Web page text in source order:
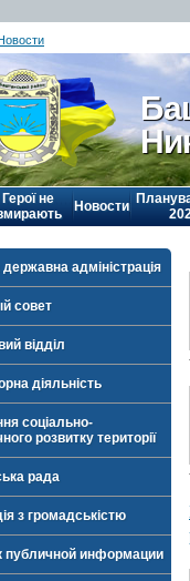
Герої не
Новости
адміністрація
совет
відділ
діяльність
соціально-
розвитку території
рада
з громадськістю
публичной информации